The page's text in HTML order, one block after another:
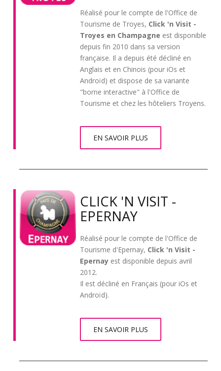
Réalisé pour le compte de l'Office de
Tourisme de Troyes, Click 'n Visit -
Troyes en Champagne est disponible
depuis fin 2010 dans sa version
française. Il a depuis été décliné en
Anglais et en Chinois (pour iOs et
Androïd) et dispose de sa variante
"borne interactive" à l'Office de
Tourisme et chez les hôteliers Troyens.
EN SAVOIR PLUS
CLICK 'N VISIT -
EPERNAY
Réalisé pour le compte de l'Office de
Tourisme d'Epernay, Click 'n Visit -
Epernayest disponible depuis avril
2012.
Il est décliné en Français (pour iOs et
Androïd).
EN SAVOIR PLUS